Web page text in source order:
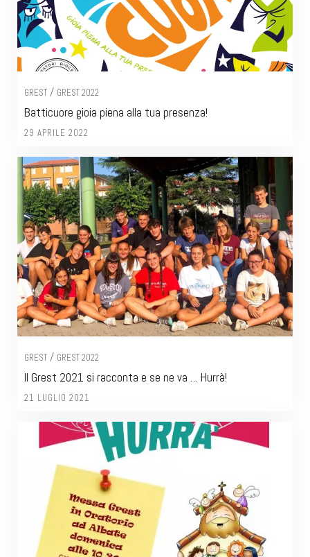
GREST / GREST 2022
Batticuore gioia piena alla tua presenza!
29 APRILE 2022
GREST / GREST 2022
Il Grest 2021 si racconta e se ne va … Hurrà!
21 LUGLIO 2021